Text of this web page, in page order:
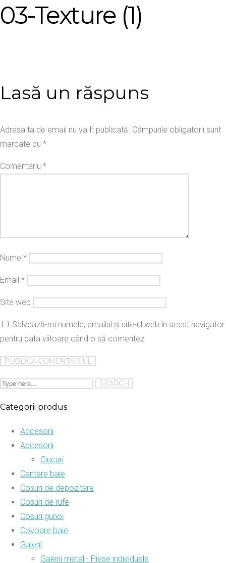
03-Texture (1)
Lasă un răspuns
Adresa ta de email nu va fi publicată. Câmpurile obligatorii sunt
marcate cu *
Comentariu *
Nume *
Email *
Site web
Salvează-mi numele, emailul și site-ul web în acest navigator
pentru data viitoare când o să comentez.
Categorii produs
Accesorii
Accesorii
Ciucuri
Cantare baie
Cosuri de depozitare
Cosuri de rufe
Cosuri gunoi
Covoare baie
Galerii
Galerii metal - Piese individuale